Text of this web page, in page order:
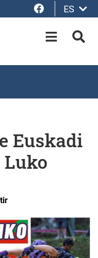
Facebook
ES
OPEN-
Euskadi
Luko